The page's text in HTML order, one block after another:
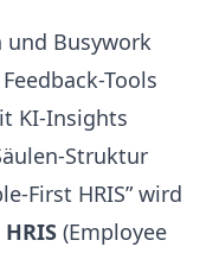
Busywork
Tools
KI-Insights
Struktur
First HRIS” wird
HRIS (Employee